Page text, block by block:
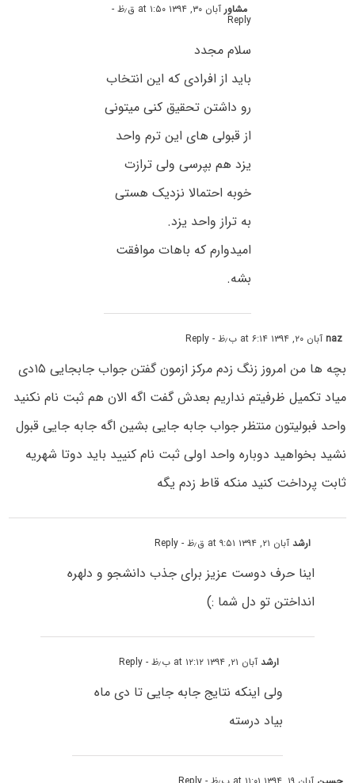
مشاورآبان ۳۰, ۱۳۹۴ at ۱:۵۰ ق٫ظ -
Reply
سلام مجدد
باید از افرادی که این انتخاب
رو داشتن تحقیق کنی میتونی
از قبولی های این ترم واحد
یزد هم بپرسی ولی ترازت
خوبه احتمالا نزدیک هستی
به تراز واحد یزد.
امیدوارم که باهات موافقت
بشه.
nazآبان ۲۰, ۱۳۹۴ at ۶:۱۴ ب٫ظ - Reply
بچه ها من امروز زنگ زدم مرکز ازمون گفتن جواب جابجایی ۱۵دی
میاد تکمیل ظرفیتم نداریم بعدش گفت اگه الان هم ثبت نام نکنید
واحد فبولیتون منتظر جواب جابه جایی بشین اگه جابه جایی قبول
نشید بخواهید دوباره واحد اولی ثبت نام کنیید باید دوتا شهریه
ثابت پرداخت کنید منکه قاط زدم یگه
ارشدآبان ۲۱, ۱۳۹۴ at ۹:۵۱ ق٫ظ - Reply
اینا حرف دوست عزیز برای جذب دانشجو و دلهره
انداختن تو دل شما :)
ارشدآبان ۲۱, ۱۳۹۴ at ۱۲:۱۲ ب٫ظ - Reply
ولی اینکه نتایج جابه جایی تا دی ماه
بیاد درسته